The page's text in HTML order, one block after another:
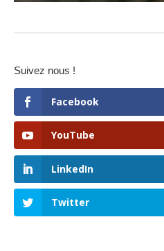
Suivez nous !
Facebook
YouTube
LinkedIn
Twitter